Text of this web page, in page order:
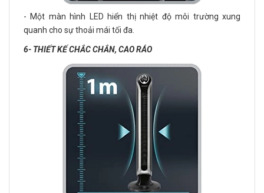
- Một màn hình LED hiển thị nhiệt độ môi trường xung
quanh cho sự thoải mái tối đa.
6- THIẾT KẾ CHẮC CHẮN, CAO RÁO